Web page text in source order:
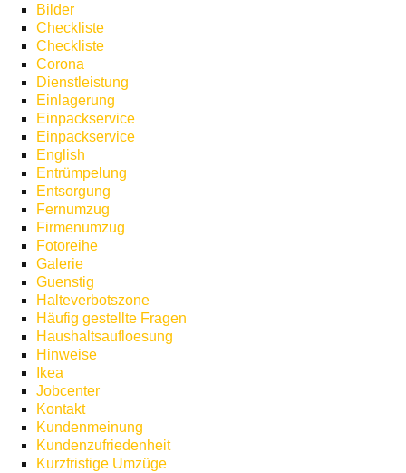
Bilder
Checkliste
Checkliste
Corona
Dienstleistung
Einlagerung
Einpackservice
Einpackservice
English
Entrümpelung
Entsorgung
Fernumzug
Firmenumzug
Fotoreihe
Galerie
Guenstig
Halteverbotszone
Häufig gestellte Fragen
Haushaltsaufloesung
Hinweise
Ikea
Jobcenter
Kontakt
Kundenmeinung
Kundenzufriedenheit
Kurzfristige Umzüge